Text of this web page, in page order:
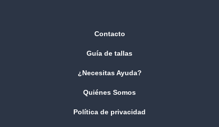
Contacto
Guía de tallas
¿Necesitas Ayuda?
Quiénes Somos
Política de privacidad